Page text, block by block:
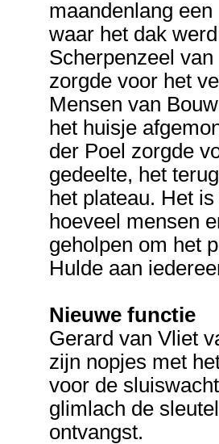
maandenlang
waar het dak
Scherpenzeel
zorgde voor het
Mensen van
het huisje
der Poel zorgde
gedeelte, het
het plateau. Het
hoeveel mensen
geholpen om het
Hulde aan
Nieuwe functie
Gerard van Vliet
zijn nopjes met
voor de
glimlach de
ontvangst.